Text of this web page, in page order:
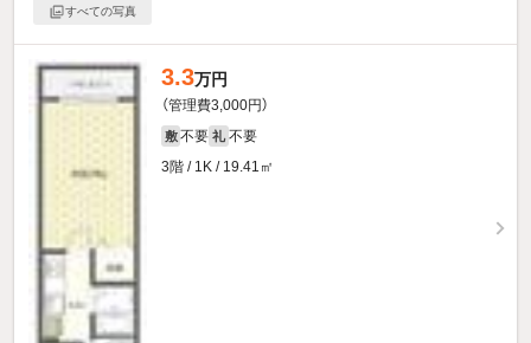
すべての写真
3.3万円
（管理費3,000円）
敷 不要 礼 不要
3階 / 1K / 19.41㎡